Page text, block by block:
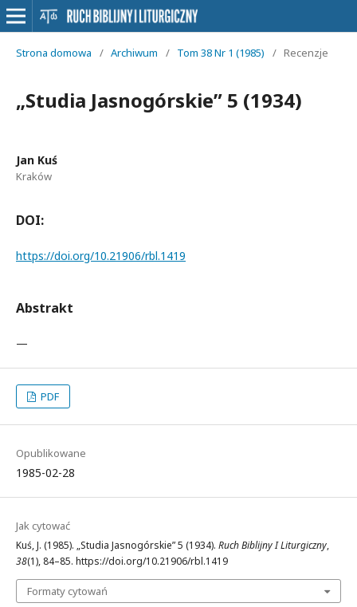
Strona domowa / Archiwum / Tom 38 Nr 1 (1985) / Recenzje
„Studia Jasnogórskie” 5 (1934)
Jan Kuś
Kraków
DOI:
https://doi.org/10.21906/rbl.1419
Abstrakt
—
PDF
Opublikowane
1985-02-28
Jak cytować
Kuś, J. (1985). „Studia Jasnogórskie” 5 (1934). Ruch Biblijny I Liturgiczny,
38(1), 84–85. https://doi.org/10.21906/rbl.1419
Formaty cytowań